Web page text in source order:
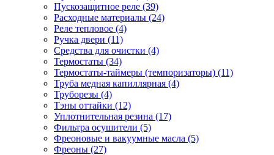
Пускозащитное реле (39)
Расходные материалы (24)
Реле тепловое (4)
Ручка двери (11)
Средства для очистки (4)
Термостаты (34)
Термостаты-таймеры (темпоризаторы) (11)
Труба медная капиллярная (4)
Труборезы (4)
Тэны оттайки (12)
Уплотнительная резина (17)
Фильтра осушители (5)
Фреоновые и вакуумные масла (5)
Фреоны (27)